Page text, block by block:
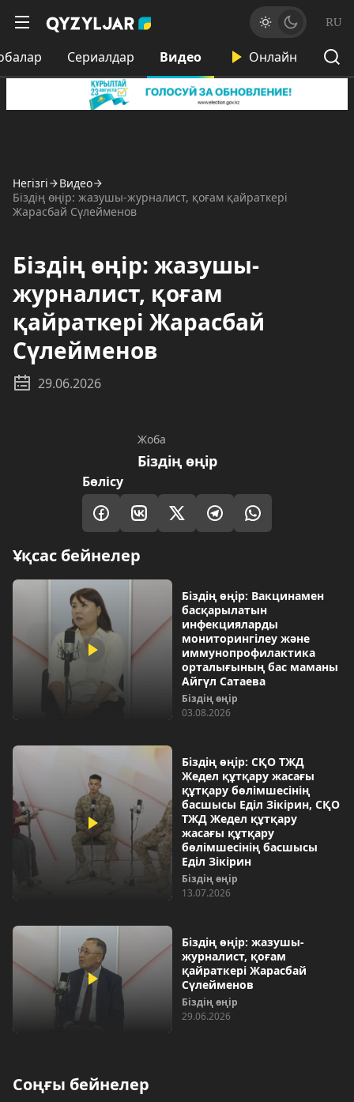
RU
Сериалдар Видео Онлайн
Негізгі
Видео
Біздің өңір: жазушы-журналист, қоғам қайраткері
Жарасбай Сүлейменов
Біздің өңір: жазушы-
журналист, қоғам
қайраткері Жарасбай
Сүлейменов
29.06.2026
Жоба
Біздің өңір
Бөлісу
Ұқсас бейнелер
Біздің өңір: Вакцинамен
басқарылатын
инфекцияларды
мониторингілеу және
иммунопрофилактика
орталығының бас маманы
Айгүл Сатаева
Біздің өңір
03.08.2026
Біздің өңір: СҚО ТЖД
Жедел құтқару жасағы
құтқару бөлімшесінің
басшысы Еділ Зікірин, СҚО
ТЖД Жедел құтқару
жасағы құтқару
бөлімшесінің басшысы
Еділ Зікірин
Біздің өңір
13.07.2026
Біздің өңір: жазушы-
журналист, қоғам
қайраткері Жарасбай
Сүлейменов
Біздің өңір
29.06.2026
Соңғы бейнелер